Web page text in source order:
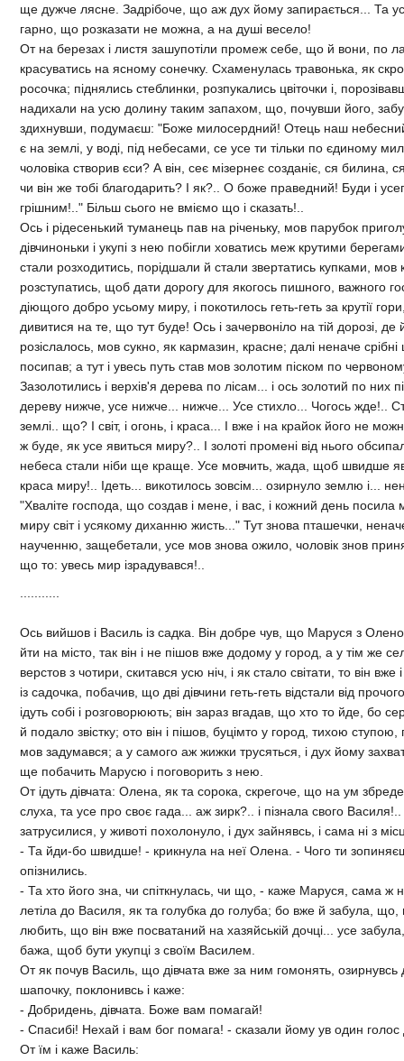
ще дужче лясне. Задрiбоче, що аж дух йому запирається... Та
гарно, що розказати не можна, а на душi весело!
От на березах i листя зашупотiли промеж себе, що й вони, по
красуватись на ясному сонечку. Схаменулась травонька, як
росочка; пiднялись стеблинки, розпукались цвiточки i,
надихали на усю долину таким запахом, що, почувши його,
здихнувши, подумаєш: "Боже милосердний! Отець наш
є на землi, у водi, пiд небесами, се усе ти тiльки по єдиному
чоловiка створив єси? А вiн, сеє мiзернеє созданiє, ся билина,
чи вiн же тобi благодарить? I як?.. О боже праведний! Буди i
грiшним!.." Бiльш сього не вмiємо що i сказать!..
Ось i рiдесенький туманець пав на рiченьку, мов парубок
дiвчиноньки i укупi з нею побiгли ховатись меж крутими
стали розходитись, порiдшали й стали звертатись купками, мов
розступатись, щоб дати дорогу для якогось пишного, важного
дiющого добро усьому миру, i покотилось геть-геть за крутiї
дивитися на те, що тут буде! Ось i зачервонiло на тiй дорозi, де
розiслалось, мов сукно, як кармазин, красне; далi неначе срiбнi
посипав; а тут i увесь путь став мов золотим пiском по
Зазолотились i верхiв'я дерева по лiсам... i ось золотий по них
дереву нижче, усе нижче... нижче... Усе стихло... Чогось жде!..
землi.. що? I свiт, i огонь, i краса... I вже i на крайок його не
ж буде, як усе явиться миру?.. I золотi променi вiд нього
небеса стали нiби ще краще. Усе мовчить, жада, щоб швидше
краса миру!.. Iдеть... викотилось зовсiм... озирнуло землю i...
"Хвалiте господа, що создав i мене, i вас, i кожний день посила
миру свiт i усякому диханню жисть..." Тут знова пташечки,
наученню, защебетали, усе мов знова ожило, чоловiк знов
що то: увесь мир iзрадувався!..
Ось вийшов i Василь iз садка. Вiн добре чув, що Маруся з
йти на мiсто, так вiн i не пiшов вже додому у город, а у тiм же
верстов з чотири, скитався усю нiч, i як стало свiтати, то вiн вже
iз садочка, побачив, що двi дiвчини геть-геть вiдстали вiд
iдуть собi i розговорюють; вiн зараз вгадав, що хто то йде, бо
й подало звiстку; ото вiн i пiшов, буцiмто у город, тихою ступою,
мов задумався; а у самого аж жижки трусяться, i дух йому
ще побачить Марусю і поговорить з нею.
От iдуть дiвчата: Олена, як та сорока, скрегоче, що на ум
слуха, та усе про своє гада... аж зирк?.. i пiзнала свого
затрусилися, у животi похолонуло, i дух зайнявсь, i сама нi з
- Та йди-бо швидше! - крикнула на неї Олена. - Чого ти
опiзнились.
- Та хто його зна, чи спiткнулась, чи що, - каже Маруся, сама ж
летiла до Василя, як та голубка до голуба; бо вже й забула, що,
любить, що вiн вже посватаний на хазяйськiй дочцi... усе
бажа, щоб бути укупцi з своїм Василем.
От як почув Василь, що дiвчата вже за ним гомонять, озирнувсь
шапочку, поклонивсь i каже:
- Добридень, дiвчата. Боже вам помагай!
- Спасибi! Нехай i вам бог помага! - сказали йому ув один голос
От їм i каже Василь: